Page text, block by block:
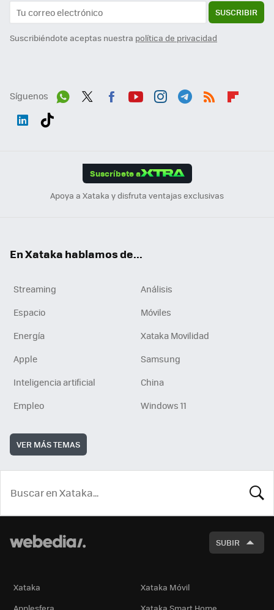
SUSCRIBIR
Suscribiéndote aceptas nuestra política de privacidad
Síguenos
Suscríbete a
Apoya a Xataka y disfruta ventajas exclusivas
En Xataka hablamos de...
Streaming
Análisis
Espacio
Móviles
Energía
Xataka Movilidad
Apple
Samsung
Inteligencia artificial
China
Empleo
Windows 11
VER MÁS TEMAS
SUBIR
Xataka
Xataka Móvil